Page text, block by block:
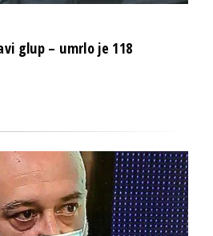
glup – umrlo je 118